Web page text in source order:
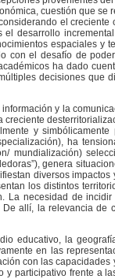
cuestión que
el
el desarrollo
espaciales
con el desafío de
ha dado
decisiones que
y la
y
ha
mundialización)
genera
diversos
los distintos
La necesidad de
allí, la relevancia
educativo, la
en las
con las
participativo frente a